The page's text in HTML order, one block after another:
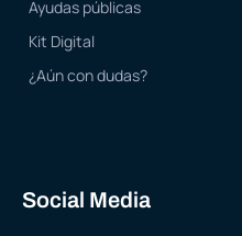
Ayudas públicas
Kit Digital
¿Aún con dudas?
Social Media